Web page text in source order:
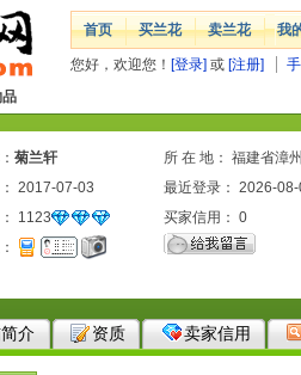
首页 买兰花 卖兰花 我
您好，欢迎您！ [登录] 或 [注册]
菊兰轩
所 在 地： 福建省漳
2017-07-03
最近登录： 2026-
1123 买家信用： 0
介 资质 卖家信用